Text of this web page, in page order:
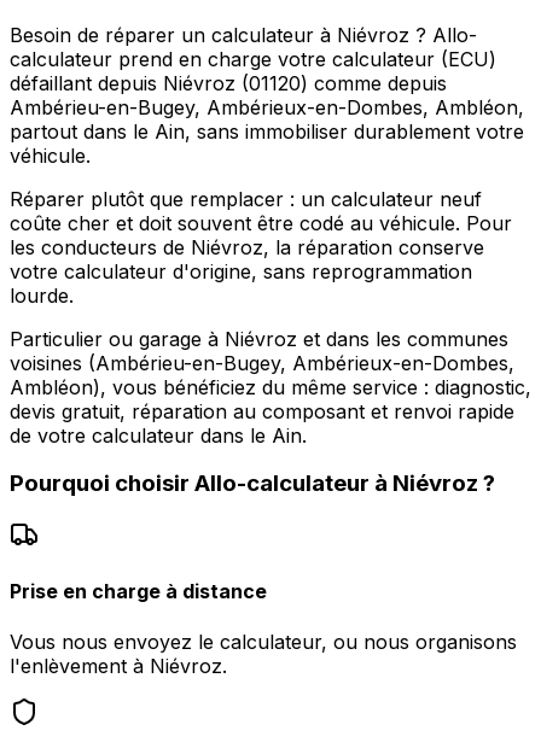
Besoin de réparer un calculateur à Niévroz ? Allo-
calculateur prend en charge votre calculateur (ECU)
défaillant depuis Niévroz (01120) comme depuis
Ambérieu-en-Bugey, Ambérieux-en-Dombes, Ambléon,
partout dans le Ain, sans immobiliser durablement votre
véhicule.
Réparer plutôt que remplacer : un calculateur neuf
coûte cher et doit souvent être codé au véhicule. Pour
les conducteurs de Niévroz, la réparation conserve
votre calculateur d'origine, sans reprogrammation
lourde.
Particulier ou garage à Niévroz et dans les communes
voisines (Ambérieu-en-Bugey, Ambérieux-en-Dombes,
Ambléon), vous bénéficiez du même service : diagnostic,
devis gratuit, réparation au composant et renvoi rapide
de votre calculateur dans le Ain.
Pourquoi choisir Allo-calculateur à Niévroz ?
Prise en charge à distance
Vous nous envoyez le calculateur, ou nous organisons
l'enlèvement à Niévroz.